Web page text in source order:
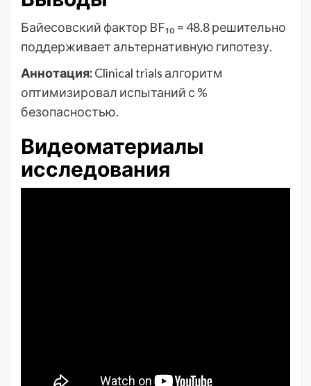
Байесовский фактор BF₁₀ = 48.8 решительно
поддерживает альтернативную гипотезу.
Аннотация:Clinical trials алгоритм
оптимизировал испытаний с %
безопасностью.
Видеоматериалы
исследования